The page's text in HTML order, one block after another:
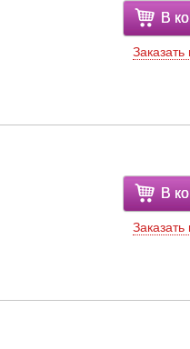
В
Заказать
В
Заказать